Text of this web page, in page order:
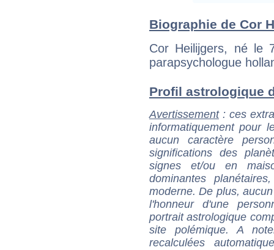
Biographie de Cor
Cor Heilijgers, né le
parapsychologue
Profil astrologique
Avertissement: ces
informatiquement pour
aucun caractère
significations des
signes et/ou en
dominantes
moderne. De plus,
l'honneur d'une
portrait astrologique
site polémique. A
recalculées